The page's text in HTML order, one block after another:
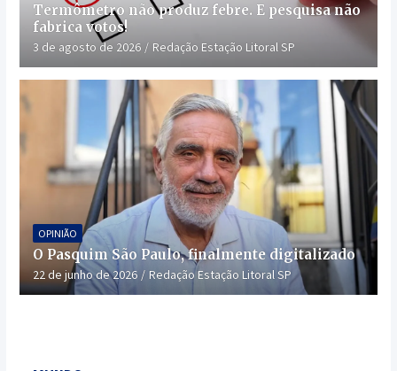
Termômetro não produz febre. E pesquisa não
fabrica votos!
3 de agosto de 2026 Redação Estação Litoral SP
OPINIÃO
O Pasquim São Paulo, finalmente digitalizado
22 de junho de 2026 Redação Estação Litoral SP